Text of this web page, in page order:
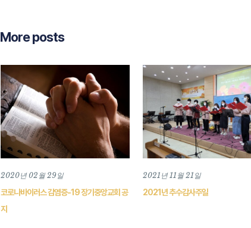
More posts
2020년 02월 29일
코로나바이러스 감염증-19 장기중앙교회 공
지
2021년 11월 21일
2021년 추수감사주일